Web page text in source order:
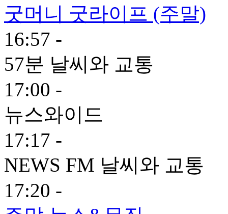
굿머니 굿라이프 (주말)
16:57 -
57분 날씨와 교통
17:00 -
뉴스와이드
17:17 -
NEWS FM 날씨와 교통
17:20 -